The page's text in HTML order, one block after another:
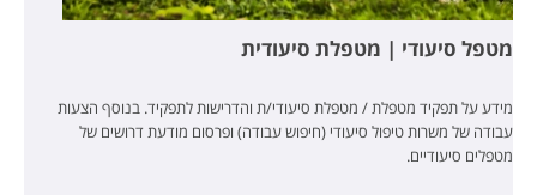
מטפל סיעודי | מטפלת סיעודית
מידע על תפקיד מטפלת / מטפלת סיעודי/ת והדרישות לתפקיד. בנוסף הצעות
עבודה של משרות טיפול סיעודי (חיפוש עבודה) ופרסום מודעת דרושים של
מטפלים סיעודיים.